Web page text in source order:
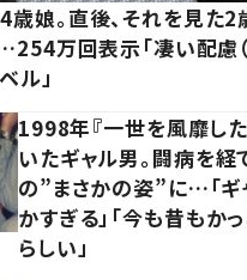
歳娘。直後、それを見た
万回表示「凄い配慮（
ル」
1998年『一世を風靡し
いたギャル男。闘病を
の”まさかの姿”に…「ギャ
かすぎる」「今も昔もか
らしい」